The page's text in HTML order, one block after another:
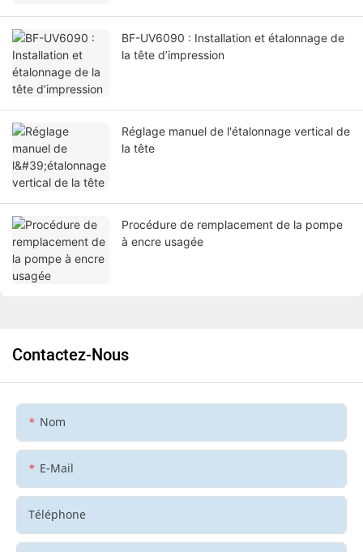
BF-UV6090 : Installation et étalonnage de
la tête d’impression
Réglage manuel de l'étalonnage vertical de
la tête
Procédure de remplacement de la pompe
à encre usagée
Contactez-Nous
Nom
E-Mail
Téléphone